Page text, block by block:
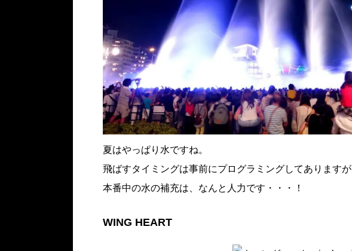
夏はやっぱり水ですね。
飛ばすタイミングは事前にプログラミングしてありますが
本番中の水の補充は、なんと人力です・・・！
WING HEART